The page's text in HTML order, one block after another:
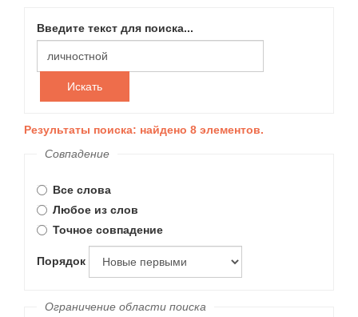
Введите текст для поиска...
Искать
Результаты поиска: найдено 8 элементов.
Совпадение
Все слова
Любое из слов
Точное совпадение
Порядок
Ограничение области поиска